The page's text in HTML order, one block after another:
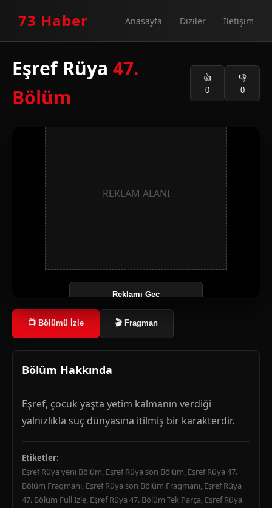
73 Haber Anasayfa Diziler İletişim
Eşref Rüya 47.
Bölüm
👍
0
👎
0
REKLAM ALANI
Reklamı Geç
📺 Bölümü İzle 🎬 Fragman
Bölüm Hakkında
Eşref, çocuk yaşta yetim kalmanın verdiği
yalnızlıkla suç dünyasına itilmiş bir karakterdir.
Etiketler:
Eşref Rüya yeni Bölüm, Eşref Rüya son Bölüm, Eşref Rüya 47.
Bölüm Fragmanı, Eşref Rüya son Bölüm Fragmanı, Eşref Rüya
47. Bölüm Full İzle, Eşref Rüya 47. Bölüm Tek Parça, Eşref Rüya